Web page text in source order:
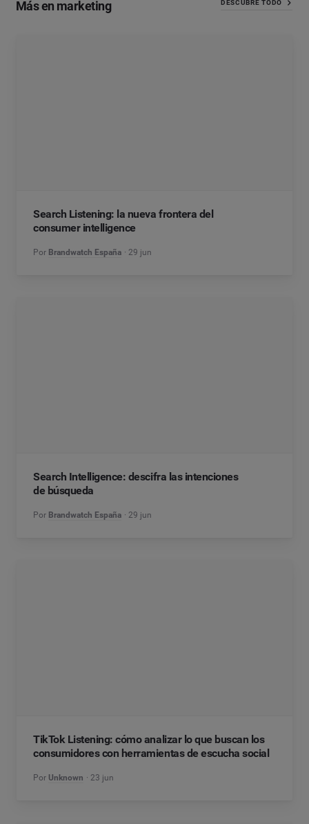
Más en marketing DESCUBRE TODO
Search Listening: la nueva frontera del
consumer intelligence
Por Brandwatch España 29 jun
Search Intelligence: descifra las intenciones
de búsqueda
Por Brandwatch España 29 jun
TikTok Listening: cómo analizar lo que buscan los
consumidores con herramientas de escucha social
Por Unknown 23 jun